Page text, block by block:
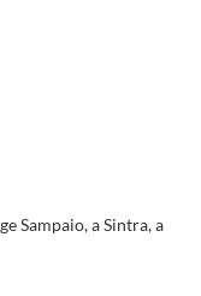
Sampaio, a Sintra, a